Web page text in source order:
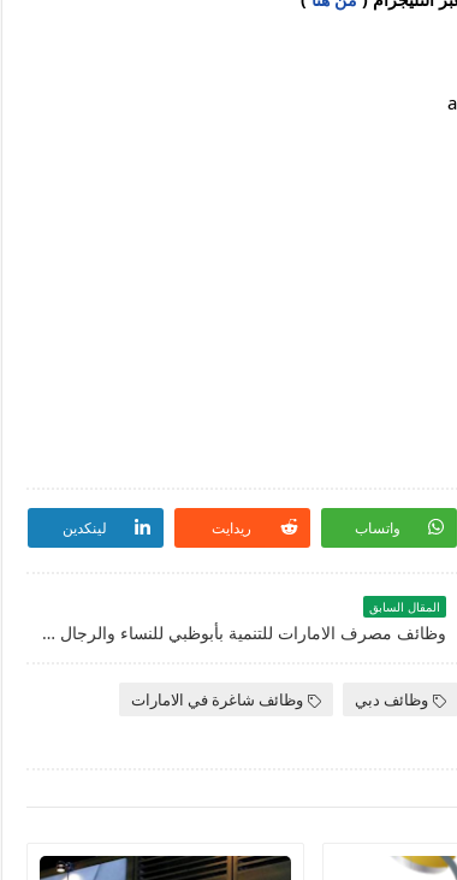
واتساب ريدايت لينكدين
المقال السابق
وظائف مصرف الامارات للتنمية بأبوظبي للنساء والرجال في العديد من التخصصات
وظائف دبي
وظائف شاغرة في الامارات